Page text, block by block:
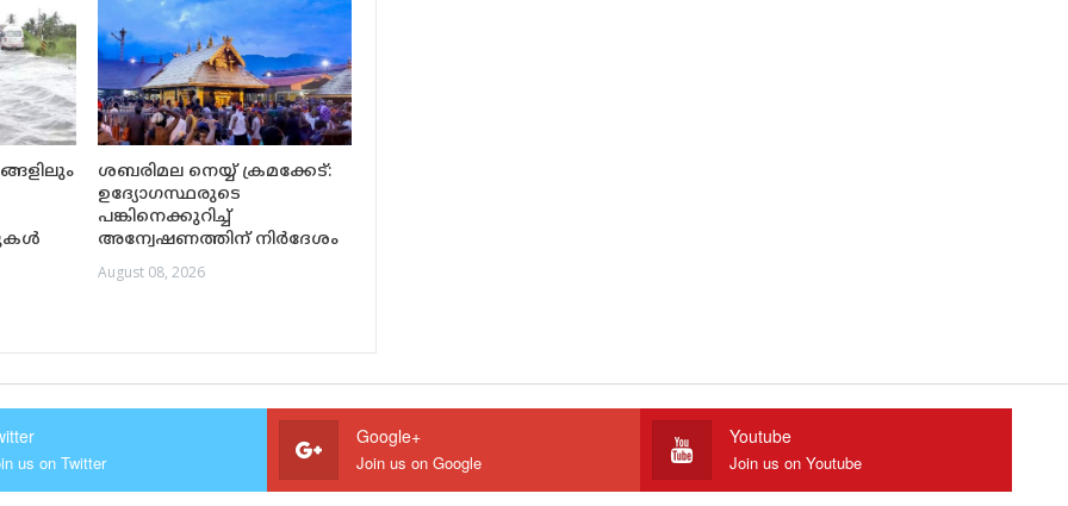
ശബരിമല നെയ്യ് ക്രമക്കേട്:
ഉദ്യോഗസ്ഥരുടെ
പങ്കിനെക്കുറിച്ച്
അന്വേഷണത്തിന് നിർദേശം
August 08, 2026
us on Twitter
Google+
Join us on Google
Youtube
Join us on Youtube